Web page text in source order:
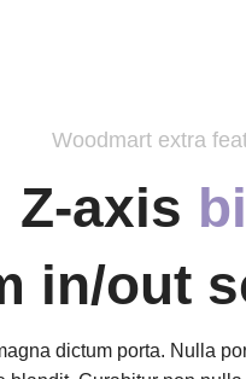
Woodmart extra
Z-axis
in/out
dictum porta. Nulla